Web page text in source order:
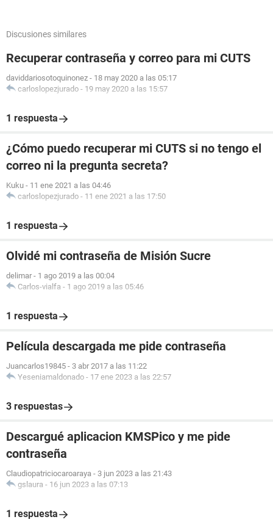
Discusiones similares
Recuperar contraseña y correo para mi CUTS
daviddariosotoquinonez - 18 may 2020 a las 05:17
carloslopezjurado - 19 may 2020 a las 15:57
1 respuesta
¿Cómo puedo recuperar mi CUTS si no tengo el
correo ni la pregunta secreta?
Kuku - 11 ene 2021 a las 04:46
carloslopezjurado - 11 ene 2021 a las 17:50
1 respuesta
Olvidé mi contraseña de Misión Sucre
delimar - 1 ago 2019 a las 00:04
Carlos-vialfa - 1 ago 2019 a las 05:46
1 respuesta
Película descargada me pide contraseña
Juancarlos19845 - 3 abr 2017 a las 11:22
Yeseniamaldonado - 17 ene 2023 a las 22:57
3 respuestas
Descargué aplicacion KMSPico y me pide
contraseña
Claudiopatriciocaroaraya - 3 jun 2023 a las 21:43
gslaura - 16 jun 2023 a las 07:13
1 respuesta